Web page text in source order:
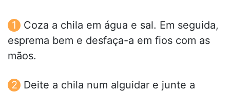
Coza a chila em água e sal. Em seguida,
esprema bem e desfaça-a em fios com as
mãos.
Deite a chila num alguidar e junte a